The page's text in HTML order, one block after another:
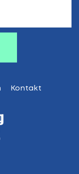
Kontakt